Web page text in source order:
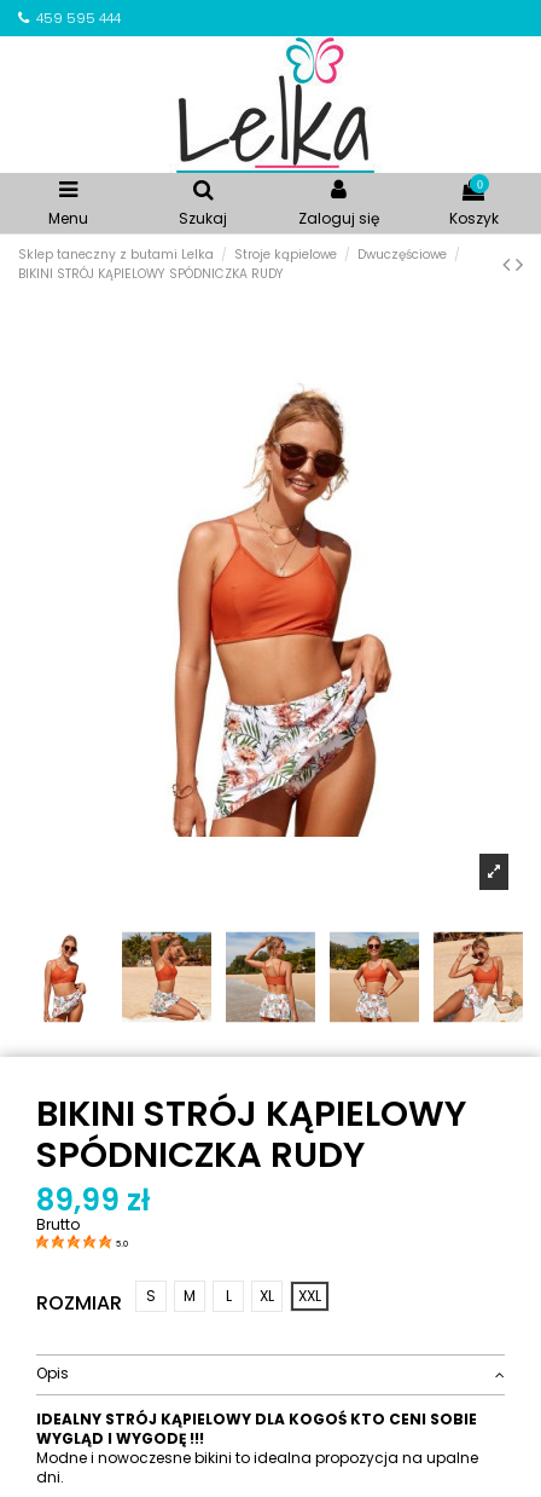
459 595 444
Menu Szukaj Zaloguj się
0
Koszyk
Sklep taneczny z butami Lelka Stroje kąpielowe
Dwuczęściowe
BIKINI STRÓJ KĄPIELOWY SPÓDNICZKA RUDY
BIKINI STRÓJ KĄPIELOWY
SPÓDNICZKA RUDY
89,99 zł
Brutto
5.0
ROZMIAR S M L XL XXL
Opis
IDEALNY STRÓJ KĄPIELOWY DLA KOGOŚ KTO CENI SOBIE
WYGLĄD I WYGODĘ !!!
Modne i nowoczesne bikini to idealna propozycja na upalne
dni.